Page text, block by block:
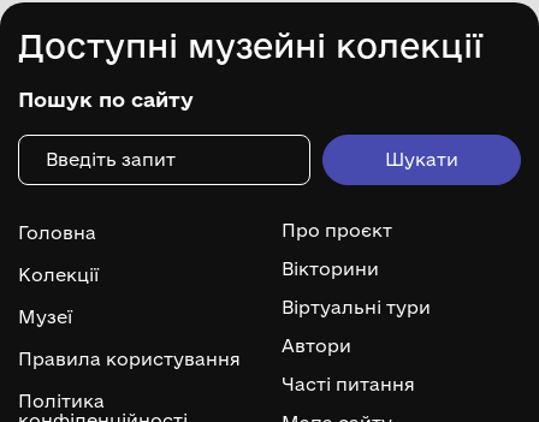
Доступні музейні колекції
Пошук по сайту
Головна
Колекції
Музеї
Правила користування
Політика
Про проєкт
Вікторини
Віртуальні тури
Автори
Часті питання